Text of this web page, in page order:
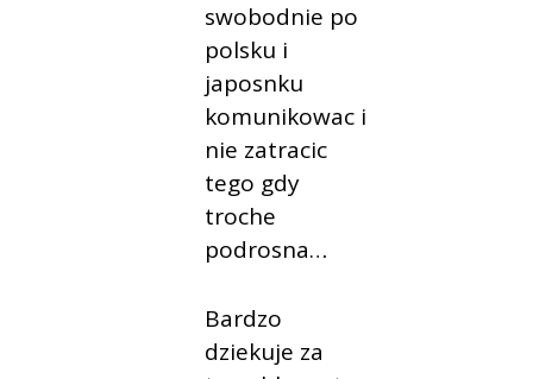
swobodnie po
polsku i
japosnku
komunikowac i
nie zatracic
tego gdy
troche
podrosna…
Bardzo
dziekuje za